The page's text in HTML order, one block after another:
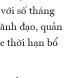
số tháng
đạo, quản
thời hạn bổ